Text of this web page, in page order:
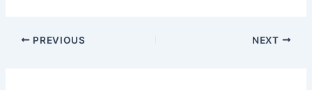
PREVIOUS NEXT